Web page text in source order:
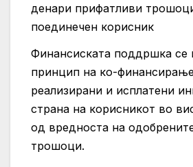
денари прифатливи
поединечен корисник
Финансиската поддршка се
принцип на ко-
реализирани и исплатени
страна на корисникот во
од вредноста на
трошоци.